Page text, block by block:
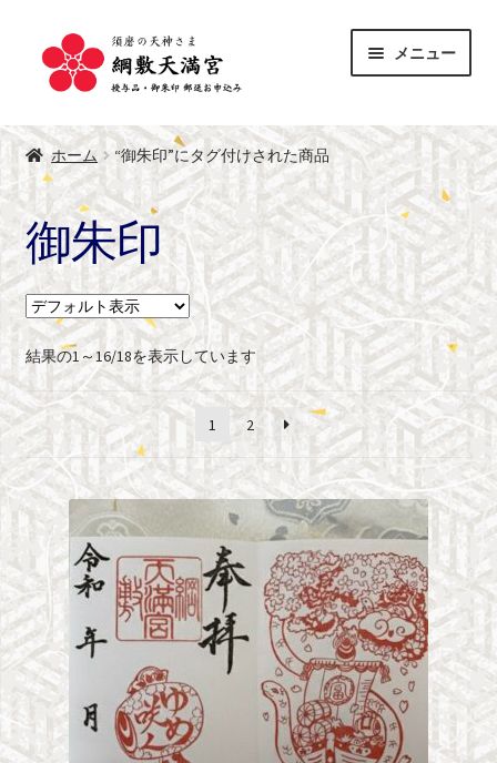
ー
シ
ン
へ
ス
キ
ッ
プ
ン
ツ
ス
キ
ッ
プ
メニュー
授与品
ブ
ニ
ュ
ー
を
展
開
御朱印
ブ
メ
ニ
ュ
ー
を
開
綱敷天満宮 公式サイト
ホーム “御朱印”にタグ付けされた商品
御朱印
結果の1～16/18を表示しています
1 2